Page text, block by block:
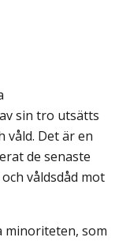
sin tro utsätts
våld. Det är en
de senaste
våldsdåd mot
minoriteten, som